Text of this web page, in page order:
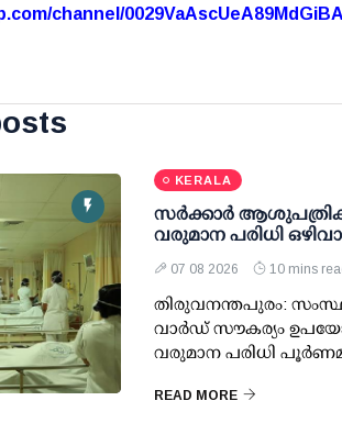
channel/
KERALA
സര്‍ക്കാര്‍
വരുമാന പരിധി
07 08 2026 10 mins
തിരുവനന്തപുരം:
വാര്‍ഡ് സൗകര്യം
വരുമാന പരിധി
READ MORE